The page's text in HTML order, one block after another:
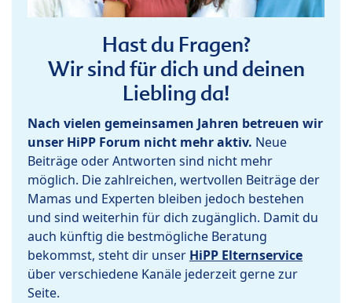
Hast du Fragen?
Wir sind für dich und deinen
Liebling da!
Nach vielen gemeinsamen Jahren betreuen wir
unser HiPP Forum nicht mehr aktiv. Neue
Beiträge oder Antworten sind nicht mehr
möglich. Die zahlreichen, wertvollen Beiträge der
Mamas und Experten bleiben jedoch bestehen
und sind weiterhin für dich zugänglich. Damit du
auch künftig die bestmögliche Beratung
bekommst, steht dir unser HiPP Elternservice
über verschiedene Kanäle jederzeit gerne zur
Seite.